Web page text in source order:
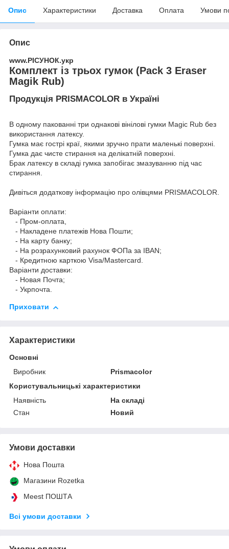
Опис Характеристики Доставка Оплата Умови
Опис
www.РІСУНОК.укр
Комплект із трьох гумок (Pack 3 Eraser
Magik Rub)
Продукція PRISMACOLOR в Україні
В одному пакованні три однакові вінілові гумки Magic Rub без
використання латексу.
Гумка має гострі краї, якими зручно прати маленькі поверхні.
Гумка дає чисте стирання на делікатній поверхні.
Брак латексу в складі гумка запобігає змазуванню під час
стирання.
Дивіться додаткову інформацію про олівцями PRISMACOLOR.
Варіанти оплати:
- Пром-оплата,
- Накладене платежів Нова Пошти;
- На карту банку;
- На розрахунковий рахунок ФОПа за IBAN;
- Кредитною карткою Visa/Mastercard.
Варіанти доставки:
- Новая Почта;
- Укрпочта.
Приховати
Характеристики
Основні
Виробник
Prismacolor
Користувальницькі характеристики
Наявність
На складі
Стан
Новий
Умови доставки
Нова Пошта
Магазини Rozetka
Meest ПОШТА
Всі умови доставки